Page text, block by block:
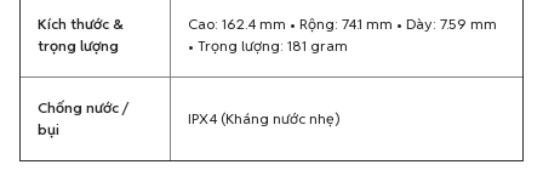
Kích thước &
trọng lượng
Cao: 162.4 mm • Rộng: 74.1 mm • Dày: 7.59 mm
• Trọng lượng: 181 gram
Chống nước /
bụi
IPX4 (Kháng nước nhẹ)